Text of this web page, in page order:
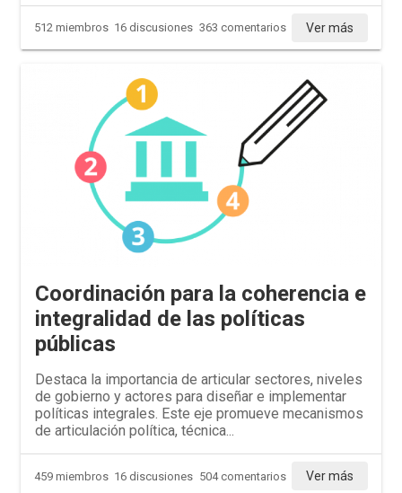
512 miembros 16 discusiones 363 comentarios Ver más
Coordinación para la coherencia e
integralidad de las políticas
públicas
Destaca la importancia de articular sectores, niveles
de gobierno y actores para diseñar e implementar
políticas integrales. Este eje promueve mecanismos
de articulación política, técnica...
459 miembros 16 discusiones 504 comentarios Ver más